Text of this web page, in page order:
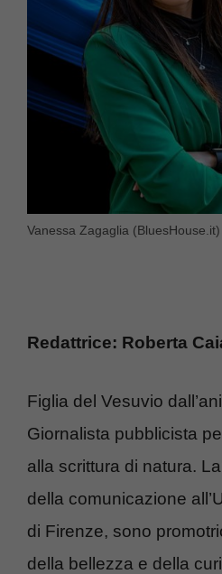
Vanessa Zagaglia (BluesHouse.it)
Redattrice: Roberta
Figlia del Vesuvio
Giornalista pubblicista
alla scrittura di natura.
della comunicazione
di Firenze, sono
della bellezza e della